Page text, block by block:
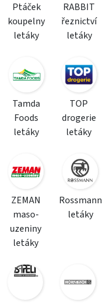
Ptáček
koupelny
letáky
RABBIT
řeznictví
letáky
Tamda
Foods
letáky
TOP
drogerie
letáky
ZEMAN
maso-
uzeniny
letáky
Rossmann
letáky